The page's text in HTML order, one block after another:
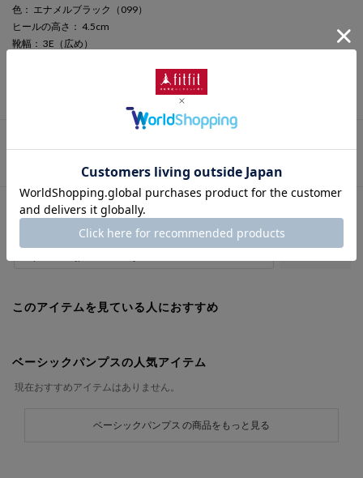
色 ： エナメルブラック（099）
ヒールの高さ ： 4.5cm
靴幅 ： 3E（広め）
さらに詳しい情報を表示
この商品に関するお問い合わせ
このアイテムを見ている人におすすめ
ベーシックパンプスの人気アイテム
現在おすすめアイテムはありません。
ベーシックパンプス の商品をもっと見る